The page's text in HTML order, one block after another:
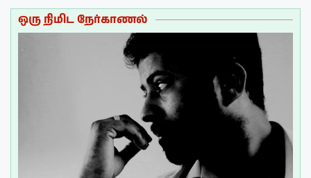
ஒரு நிமிட நேர்காணல்